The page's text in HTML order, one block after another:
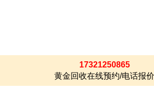
17321250865
黄金回收在线预约/电话报价